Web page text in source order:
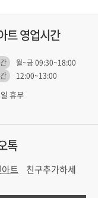
트 영업시간
월~금 09:30~18:00
12:00~13:00
휴무
톡
트